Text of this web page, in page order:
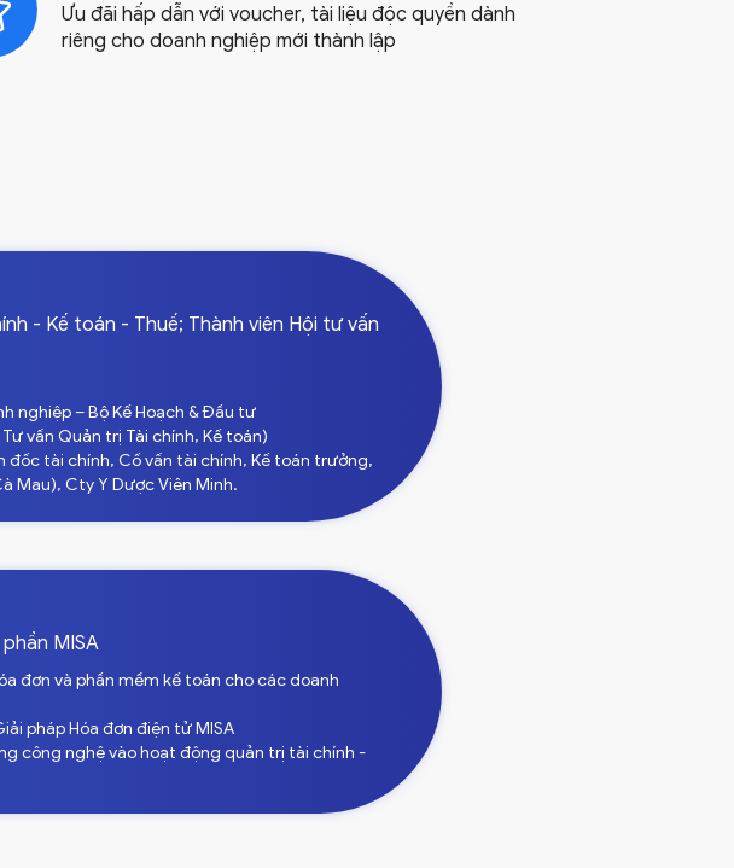
Ưu đãi hấp dẫn với voucher, tài liệu độc quyền dành
riêng cho doanh nghiệp mới thành lập
- Kế toán - Thuế; Thành viên Hội tư vấn
nghiệp – Bộ Kế Hoạch & Đầu tư
vấn Quản trị Tài chính, Kế toán)
tài chính, Cố vấn tài chính, Kế toán trưởng,
Mau), Cty Y Dược Viên Minh.
MISA
đơn và phần mềm kế toán cho các doanh
pháp Hóa đơn điện tử MISA
công nghệ vào hoạt động quản trị tài chính -